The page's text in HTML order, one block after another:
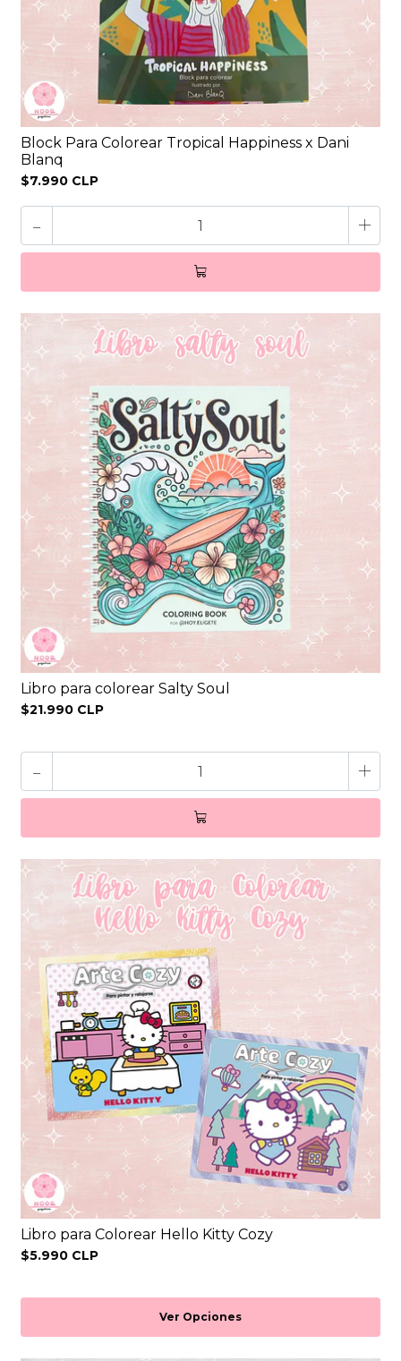
Block Para Colorear Tropical Happiness x Dani
Blanq
$7.990 CLP
- +
Libro para colorear Salty Soul
$21.990 CLP
- +
Libro para Colorear Hello Kitty Cozy
$5.990 CLP
Ver Opciones